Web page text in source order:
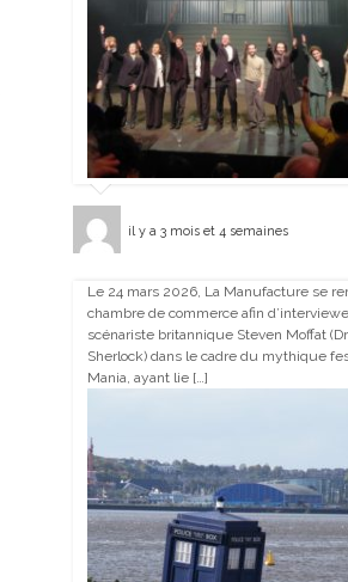
il y a 3 mois et 4 semaines
Le 24 mars 2026, La Manufacture se
chambre de commerce afin
scénariste britannique Steven Moffat
Sherlock) dans le cadre du mythique
Mania, ayant lie […]